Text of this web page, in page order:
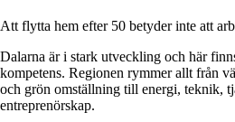
Att flytta hem efter 50 betyder inte att
Dalarna är i stark utveckling och här
kompetens. Regionen rymmer allt från
och grön omställning till energi, teknik,
entreprenörskap.